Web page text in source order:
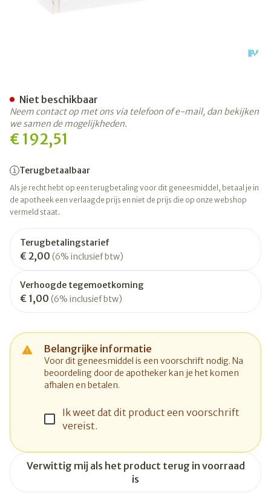
€ 192,51
Terugbetaalbaar
Als je recht hebt op een terugbetaling voor dit geneesmiddel, betaal je in
de apotheek een verlaagde prijs en niet de prijs die op onze webshop
vermeld staat.
Terugbetalingstarief
€ 2,00 (6% inclusief btw)
Verhoogde tegemoetkoming
€ 1,00 (6% inclusief btw)
Belangrijke informatie
Voor dit geneesmiddel is een voorschrift nodig. Na
beoordeling door de apotheker kan je het komen
afhalen en betalen.
Ik weet dat dit product een voorschrift
vereist.
Verwittig mij als het product terug in voorraad
is
Niet beschikbaar
Neem contact op met ons via telefoon of e-mail, dan bekijken
we samen de mogelijkheden.